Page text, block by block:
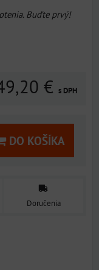
Buďte prvý!
€ s DPH
DO KOŠÍKA
Doručenia